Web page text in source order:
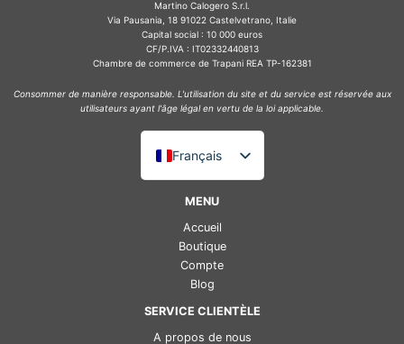
Martino Calogero S.r.l.
Via Pausania, 18 91022 Castelvetrano, Italie
Capital social : 10 000 euros
CF/P.IVA : IT02332440813
Chambre de commerce de Trapani REA TP-162381
Consommer de manière responsable. L'utilisation du site et du service est réservée aux
utilisateurs ayant l'âge légal en vertu de la loi applicable.
Français
Italiano
Deutsch
Español
MENU
Accueil
Boutique
Compte
Blog
SERVICE CLIENTÈLE
A propos de nous